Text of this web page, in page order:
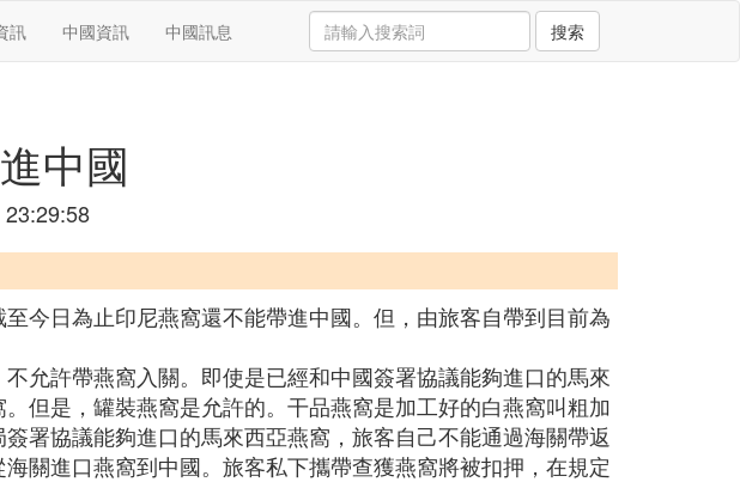
訊 中國資訊 中國訊息 搜索
中國
今日為止印尼燕窩還不能帶進中國。但，由旅客自帶到目前為
允許帶燕窩入關。即使是已經和中國簽署協議能夠進口的馬來
但是，罐裝燕窩是允許的。干品燕窩是加工好的白燕窩叫粗加
署協議能夠進口的馬來西亞燕窩，旅客自己不能通過海關帶返
關進口燕窩到中國。旅客私下攜帶查獲燕窩將被扣押，在規定